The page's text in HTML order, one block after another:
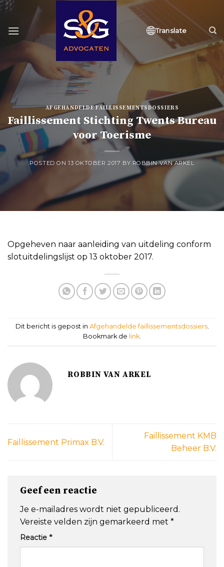
Skip
content
Translate
AFGEHANDELDE FAILLISSEMENTSDOSSIERS
Faillissement Stichting Twents Bureau
voor Toerisme
POSTED ON 13 OKTOBER 2017 BY ROBBIN VAN ARKEL
Opgeheven naar aanleiding van uitdeling conform
slotuitdelingslijst op 13 oktober 2017.
Dit bericht is gepost in Afgehandelde faillissementsdossiers.
Bookmark de link.
ROBBIN VAN ARKEL
Faillissement Primax B.V.
Faillissement KMB
Beheer B.V.
Geef een reactie
Je e-mailadres wordt niet gepubliceerd.
Vereiste velden zijn gemarkeerd met *
Reactie *